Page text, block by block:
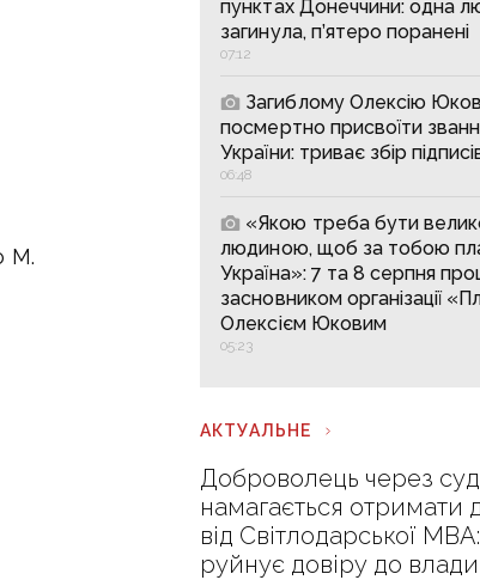
М.
пунктах Донеччини: одна
загинула, п’ятеро поранені
07:12
Загиблому Олексію
посмертно присвоїти
України: триває збір
06:48
«Якою треба бути
людиною, щоб за тобою
Україна»: 7 та 8 серпня
засновником організації
Олексієм Юковим
05:23
АКТУАЛЬНЕ
Доброволець через суд
намагається отримати
від Світлодарської
руйнує довіру до влади